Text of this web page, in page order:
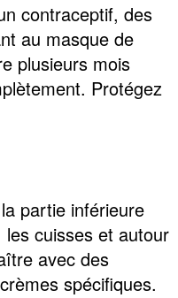
contraceptif, des
au masque de
plusieurs mois
Protégez
partie inférieure
cuisses et autour
avec des
spécifiques.